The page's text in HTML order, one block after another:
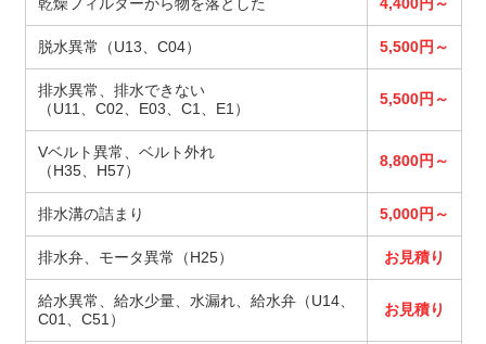
脱水異常（U13、C04） 5,500円～
排水異常、排水できない
（U11、C02、E03、C1、E1）
5,500円～
Vベルト異常、ベルト外れ
（H35、H57）
8,800円～
排水溝の詰まり 5,000円～
排水弁、モータ異常（H25） お見積り
給水異常、給水少量、水漏れ、給水弁（U14、
C01、C51）
お見積り